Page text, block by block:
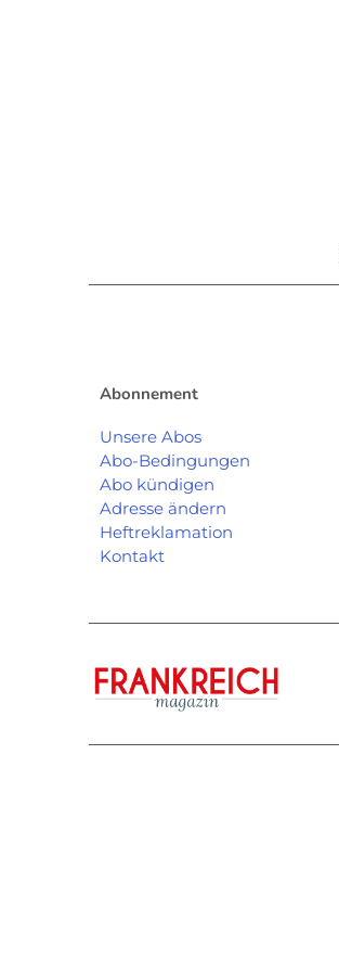
Abonnement
Unsere Abos
Abo-Bedingungen
Abo kündigen
Adresse ändern
Heftreklamation
Kontakt